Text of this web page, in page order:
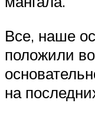
Все, наше
положили
на